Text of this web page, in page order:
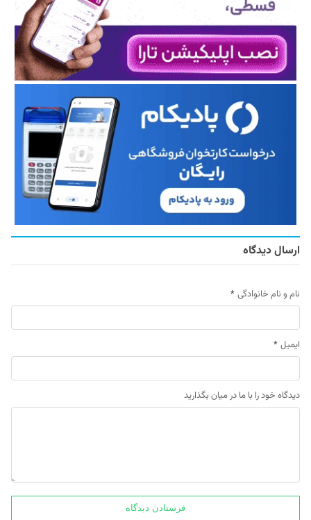
ارسال دیدگاه
نام و نام خانوادگی *
ایمیل *
دیدگاه خود را با ما در میان بگذارید